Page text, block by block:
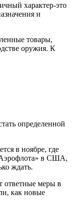
характер-это
и
товары,
оружия. К
определенной
в ноябре, где
в США,
ждать.
ответные меры в
как новые